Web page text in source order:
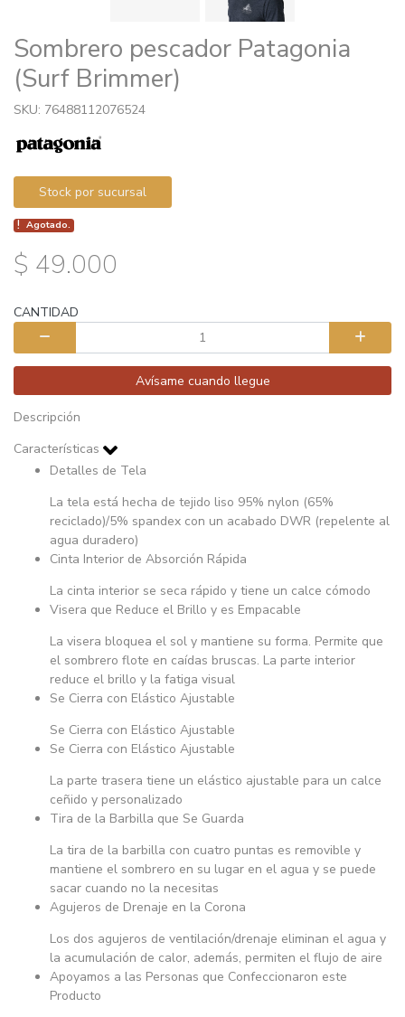
Sombrero pescador Patagonia
(Surf Brimmer)
SKU: 76488112076524
Stock por sucursal
Agotado.
$ 49.000
CANTIDAD
Avísame cuando llegue
Descripción
Características
Detalles de Tela
La tela está hecha de tejido liso 95% nylon (65%
reciclado)/5% spandex con un acabado DWR (repelente al
agua duradero)
Cinta Interior de Absorción Rápida
La cinta interior se seca rápido y tiene un calce cómodo
Visera que Reduce el Brillo y es Empacable
La visera bloquea el sol y mantiene su forma. Permite que
el sombrero flote en caídas bruscas. La parte interior
reduce el brillo y la fatiga visual
Se Cierra con Elástico Ajustable
Se Cierra con Elástico Ajustable
Se Cierra con Elástico Ajustable
La parte trasera tiene un elástico ajustable para un calce
ceñido y personalizado
Tira de la Barbilla que Se Guarda
La tira de la barbilla con cuatro puntas es removible y
mantiene el sombrero en su lugar en el agua y se puede
sacar cuando no la necesitas
Agujeros de Drenaje en la Corona
Los dos agujeros de ventilación/drenaje eliminan el agua y
la acumulación de calor, además, permiten el flujo de aire
Apoyamos a las Personas que Confeccionaron este
Producto